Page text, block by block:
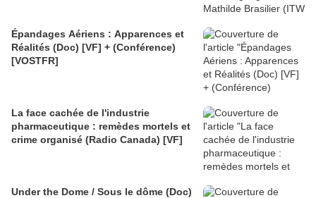
Épandages Aériens : Apparences et
Réalités (Doc) [VF] + (Conférence)
[VOSTFR]
La face cachée de l'industrie
pharmaceutique : remèdes mortels et
crime organisé (Radio Canada) [VF]
Under the Dome / Sous le dôme (Doc)